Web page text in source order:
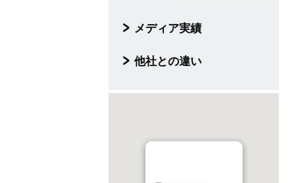
メディア実績
他社との違い